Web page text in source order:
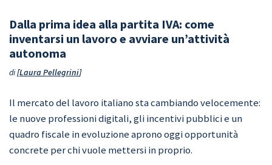
Dalla prima idea alla partita IVA: come
inventarsi un lavoro e avviare un’attività
autonoma
di Laura Pellegrini
Il mercato del lavoro italiano sta cambiando velocemente:
le nuove professioni digitali, gli incentivi pubblici e un
quadro fiscale in evoluzione aprono oggi opportunità
concrete per chi vuole mettersi in proprio.